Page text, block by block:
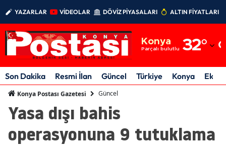
YAZARLAR VİDEOLAR DÖVİZ PİYASALARI ALTIN FİYATLARI
Konya
Parçalı bulutlu 32°
Adıyaman
Afyonkarahisar
Ankara
Son Dakika Resmi İlan Güncel Türkiye Konya
Konya Postası Gazetesi Güncel
Yasa dışı bahis
operasyonuna 9 tutuklama